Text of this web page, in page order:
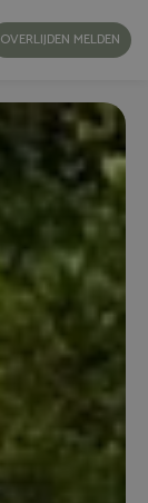
OVERLIJDEN MELDEN